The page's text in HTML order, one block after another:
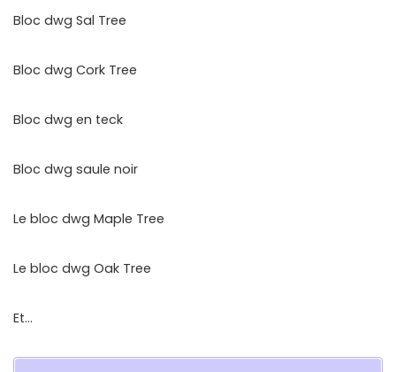
Bloc dwg Sal Tree
Bloc dwg Cork Tree
Bloc dwg en teck
Bloc dwg saule noir
Le bloc dwg Maple Tree
Le bloc dwg Oak Tree
Et…